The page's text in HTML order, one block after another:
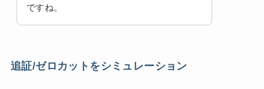
ですね。
追証/ゼロカットをシミュレーション